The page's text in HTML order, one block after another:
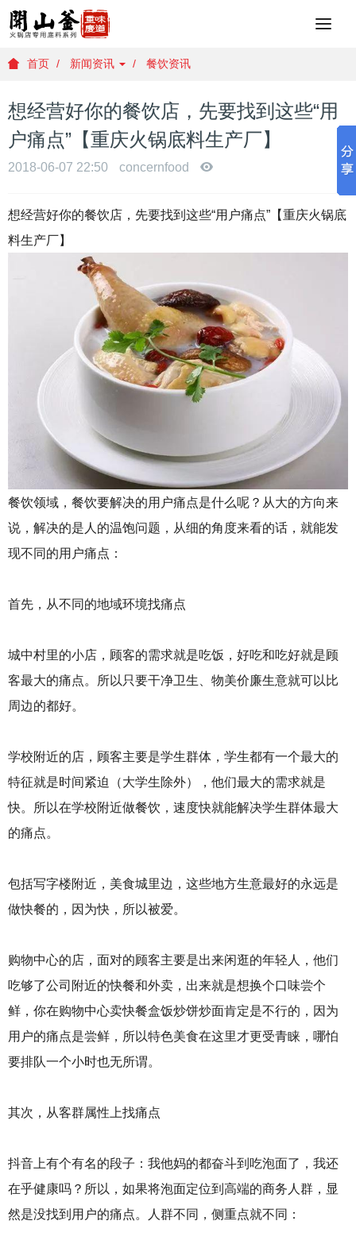
重
料
批
火
底
庆
火
锅
底
料
川
锅
首页 新闻资讯 餐饮资讯
想经营好你的餐饮店，先要找到这些“用
户痛点”【重庆火锅底料生产厂】
2018-06-07 22:50 concernfood
想经营好你的餐饮店，先要找到这些“用户痛点”【重庆火锅底
料生产厂】
餐饮领域，餐饮要解决的用户痛点是什么呢？从大的方向来
说，解决的是人的温饱问题，从细的角度来看的话，就能发
现不同的用户痛点：
首先，从不同的地域环境找痛点
城中村里的小店，顾客的需求就是吃饭，好吃和吃好就是顾
客最大的痛点。所以只要干净卫生、物美价廉生意就可以比
周边的都好。
学校附近的店，顾客主要是学生群体，学生都有一个最大的
特征就是时间紧迫（大学生除外），他们最大的需求就是
快。所以在学校附近做餐饮，速度快就能解决学生群体最大
的痛点。
包括写字楼附近，美食城里边，这些地方生意最好的永远是
做快餐的，因为快，所以被爱。
购物中心的店，面对的顾客主要是出来闲逛的年轻人，他们
吃够了公司附近的快餐和外卖，出来就是想换个口味尝个
鲜，你在购物中心卖快餐盒饭炒饼炒面肯定是不行的，因为
用户的痛点是尝鲜，所以特色美食在这里才更受青睐，哪怕
要排队一个小时也无所谓。
其次，从客群属性上找痛点
抖音上有个有名的段子：我他妈的都奋斗到吃泡面了，我还
在乎健康吗？所以，如果将泡面定位到高端的商务人群，显
然是没找到用户的痛点。人群不同，侧重点就不同：